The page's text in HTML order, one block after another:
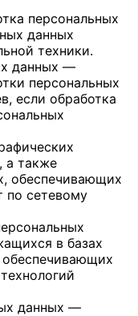
персональных
данных
техники.
данных —
персональных
если обработка
а также
обеспечивающих
по сетевому
в базах
данных —